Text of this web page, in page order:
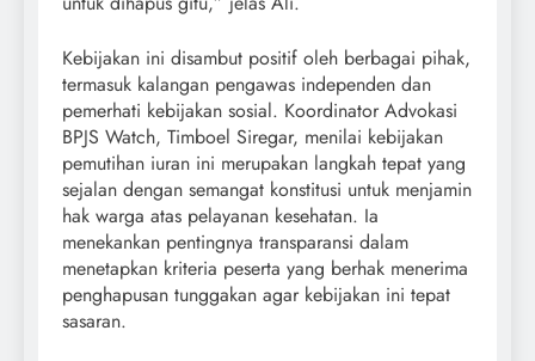
Kebijakan ini disambut positif oleh berbagai pihak,
termasuk kalangan pengawas independen dan
pemerhati kebijakan sosial. Koordinator Advokasi
BPJS Watch, Timboel Siregar, menilai kebijakan
pemutihan iuran ini merupakan langkah tepat yang
sejalan dengan semangat konstitusi untuk menjamin
hak warga atas pelayanan kesehatan. Ia
menekankan pentingnya transparansi dalam
menetapkan kriteria peserta yang berhak menerima
penghapusan tunggakan agar kebijakan ini tepat
sasaran.